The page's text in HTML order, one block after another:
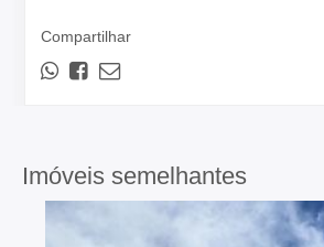
Compartilhar
Imóveis semelhantes